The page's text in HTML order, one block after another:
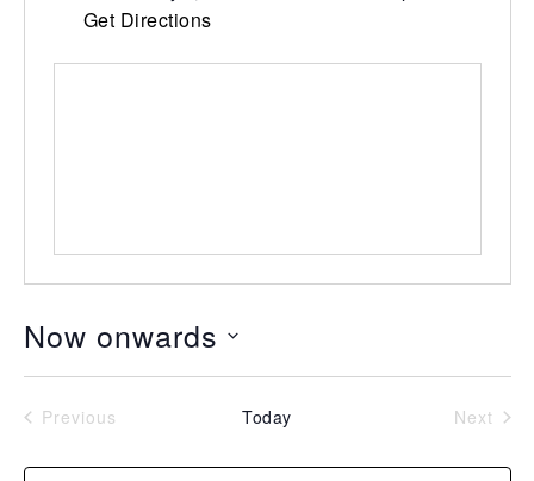
Get Directions
Now onwards
Select
date.
Previous Today Next